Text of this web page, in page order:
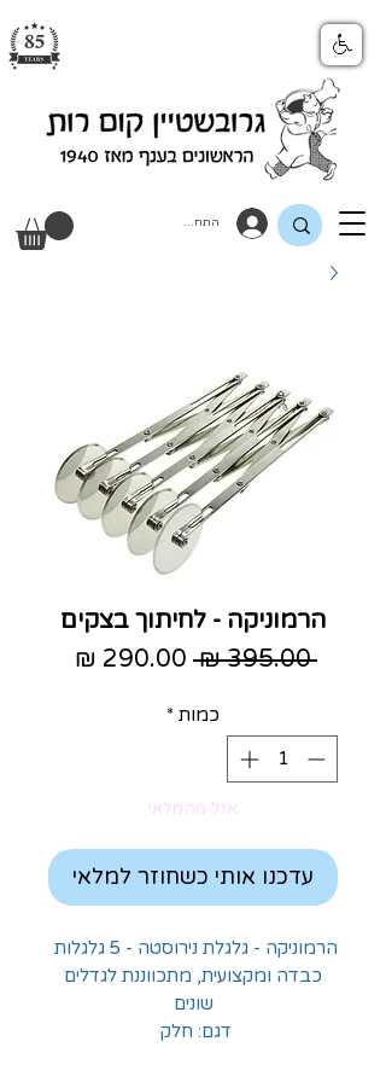
התחבר
הרמוניקה - לחיתוך בצקים
‏395.00 ‏₪
מחיר
כמות *
אזל מהמלאי
עדכנו אותי כשחוזר למלאי
הרמוניקה - גלגלת נירוסטה - 5 גלגלות
כבדה ומקצועית, מתכווננת לגדלים
שונים
דגם: חלק